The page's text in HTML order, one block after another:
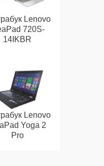
Lenovo
720S-
14IKBR
Lenovo
Yoga 2
Pro